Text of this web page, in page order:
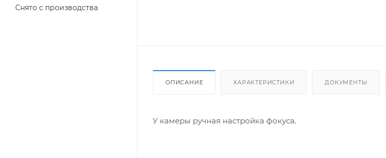
Снято с производства
ОПИСАНИЕ ХАРАКТЕРИСТИКИ ДОКУМЕНТЫ
У камеры ручная настройка фокуса.